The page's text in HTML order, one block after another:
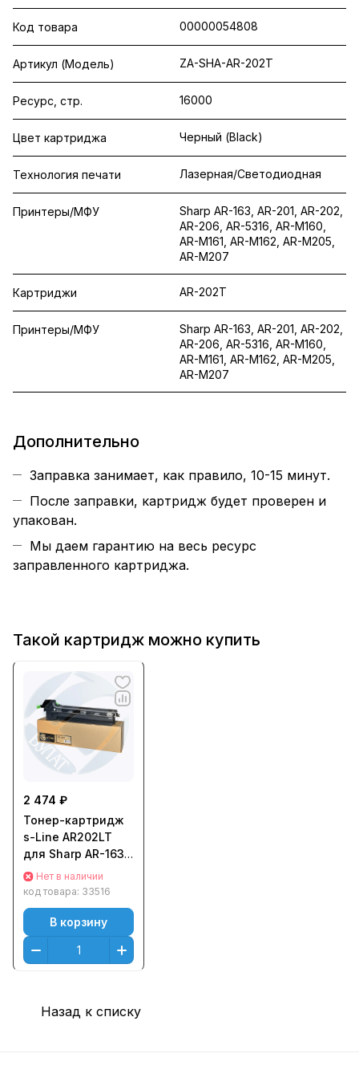
Код товара 00000054808
Артикул (Модель) ZA-SHA-AR-202T
Ресурс, стр. 16000
Цвет картриджа Черный (Black)
Технология печати Лазерная/Светодиодная
Принтеры/МФУ
Sharp AR-163, AR-201, AR-202,
AR-206, AR-5316, AR-M160,
AR-M161, AR-M162, AR-M205,
AR-M207
Картриджи AR-202T
Принтеры/МФУ
Sharp AR-163, AR-201, AR-202,
AR-206, AR-5316, AR-M160,
AR-M161, AR-M162, AR-M205,
AR-M207
Дополнительно
Заправка занимает, как правило, 10-15 минут.
После заправки, картридж будет проверен и
упакован.
Мы даем гарантию на весь ресурс
заправленного картриджа.
Такой картридж можно купить
2 474 ₽
Тонер-картридж
s-Line AR202LT
для Sharp AR-163/
M160 (16000стр.)
Нет в наличии
код товара: 33516
В корзину
Назад к списку